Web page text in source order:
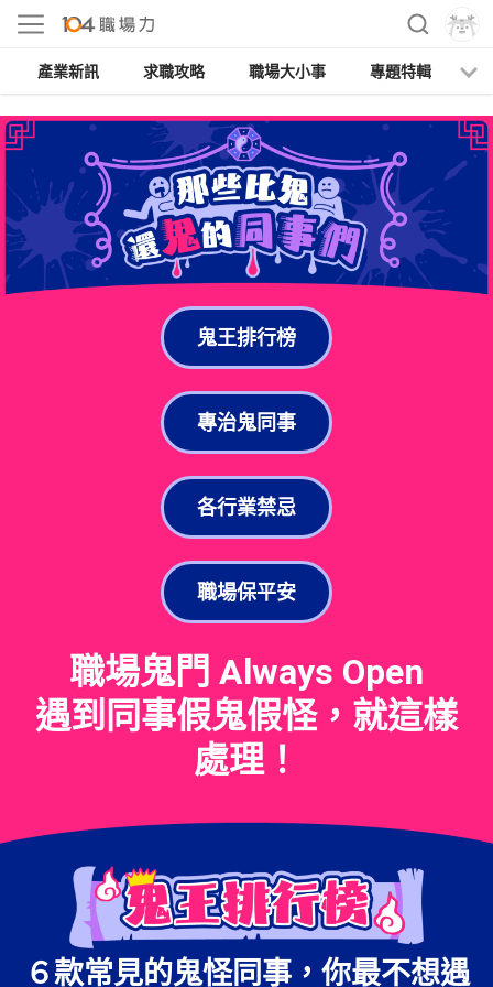
產業新訊 求職攻略 職場大小事 專題特輯
鬼王排行榜
專治鬼同事
各行業禁忌
職場保平安
職場鬼門 Always Open
遇到同事假鬼假怪，就這樣
處理！
６款常見的鬼怪同事，你最不想遇